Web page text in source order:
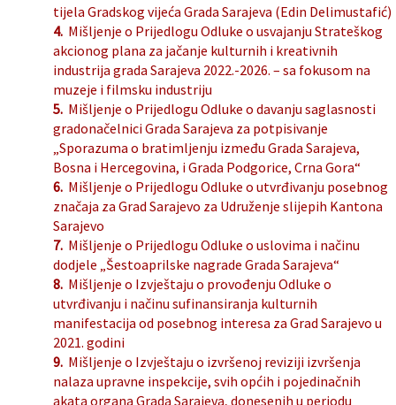
tijela Gradskog vijeća Grada Sarajeva (Edin Delimustafić)
4. Mišljenje o Prijedlogu Odluke o usvajanju Strateškog
akcionog plana za jačanje kulturnih i kreativnih
industrija grada Sarajeva 2022.-2026. – sa fokusom na
muzeje i filmsku industriju
5. Mišljenje o Prijedlogu Odluke o davanju saglasnosti
gradonačelnici Grada Sarajeva za potpisivanje
„Sporazuma o bratimljenju između Grada Sarajeva,
Bosna i Hercegovina, i Grada Podgorice, Crna Gora“
6. Mišljenje o Prijedlogu Odluke o utvrđivanju posebnog
značaja za Grad Sarajevo za Udruženje slijepih Kantona
Sarajevo
7. Mišljenje o Prijedlogu Odluke o uslovima i načinu
dodjele „Šestoaprilske nagrade Grada Sarajeva“
8. Mišljenje o Izvještaju o provođenju Odluke o
utvrđivanju i načinu sufinansiranja kulturnih
manifestacija od posebnog interesa za Grad Sarajevo u
2021. godini
9. Mišljenje o Izvještaju o izvršenoj reviziji izvršenja
nalaza upravne inspekcije, svih općih i pojedinačnih
akata organa Grada Sarajeva, donesenih u periodu